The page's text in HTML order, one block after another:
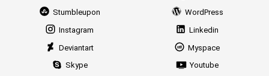
Stumbleupon
WordPress
Instagram
Linkedin
Deviantart
Myspace
Skype
Youtube